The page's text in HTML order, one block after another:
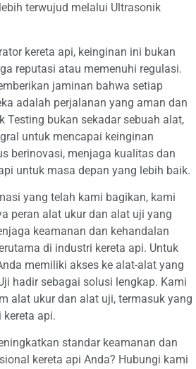
terwujud melalui Ultrasonik
kereta api, keinginan ini bukan
reputasi atau memenuhi regulasi.
jaminan bahwa setiap
adalah perjalanan yang aman dan
Testing bukan sekadar sebuah alat,
untuk mencapai keinginan
berinovasi, menjaga kualitas dan
untuk masa depan yang lebih baik.
yang telah kami bagikan, kami
peran alat ukur dan alat uji yang
keamanan dan kehandalan
di industri kereta api. Untuk
memiliki akses ke alat-alat yang
hadir sebagai solusi lengkap. Kami
alat ukur dan alat uji, termasuk yang
kereta api.
standar keamanan dan
kereta api Anda? Hubungi kami